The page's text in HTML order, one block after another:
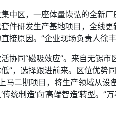
区，一座体量恢弘的全新厂
件研发生产基地项目，全线
接原因。”企业现场负责人徐丰
同“磁吸效应”。来自无锡市
”，选择跟进前来。区位优势
马二期项目，将生产领域从设
统制造’向‘高端智造’转型。”